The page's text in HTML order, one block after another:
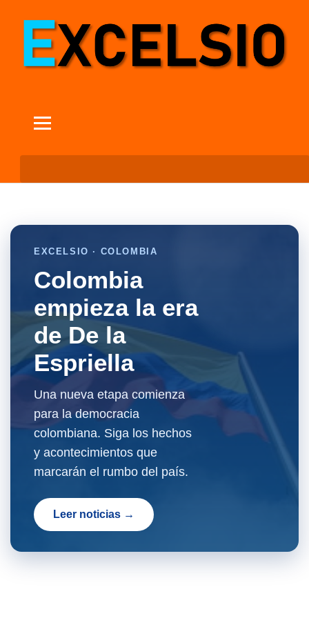
EXCELSIO · COLOMBIA
Colombia
empieza la era
de De la
Espriella
Una nueva etapa comienza
para la democracia
colombiana. Siga los hechos
y acontecimientos que
marcarán el rumbo del país.
Leer noticias →